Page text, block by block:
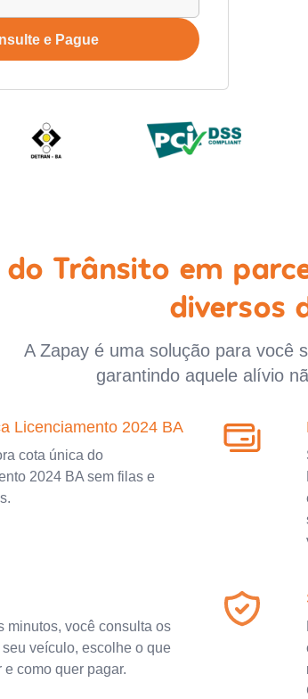
e Pague
Trânsito em
diversos
A Zapay é uma solução para você
garantindo aquele alívio
Licenciamento 2024 BA
cota única do
2024 BA sem filas e
minutos, você consulta os
veículo, escolhe o que
e como quer pagar.